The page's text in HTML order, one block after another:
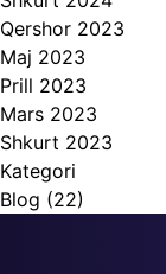
Qershor 2023
Maj 2023
Prill 2023
Mars 2023
Shkurt 2023
Kategori
Blog (22)